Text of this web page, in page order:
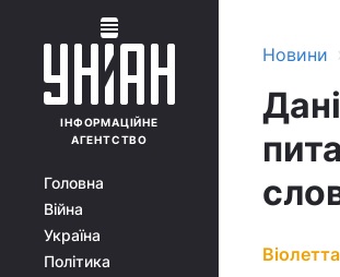
ІНФОРМАЦІЙНЕ
АГЕНТСТВО
Головна
Війна
Україна
Політика
Новини